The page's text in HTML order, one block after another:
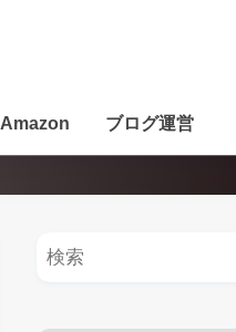
Amazon ブログ運営